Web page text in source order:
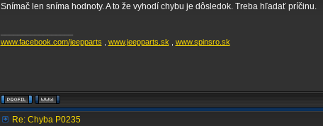
Snímač len sníma hodnoty. A to že vyhodí chybu je dôsledok. Treba hľadať príčinu.
www.facebook.com/jeepparts
www.jeepparts.sk www.spinsro.sk
Re: Chyba P0235